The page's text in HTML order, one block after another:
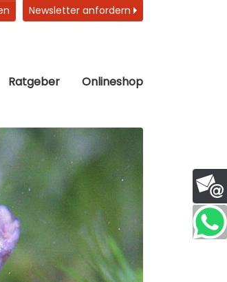
Newsletter anfordern
Ratgeber Onlineshop